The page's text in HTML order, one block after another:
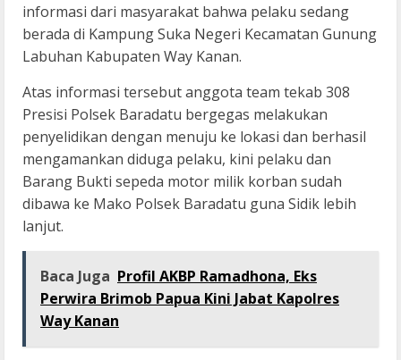
informasi dari masyarakat bahwa pelaku sedang
berada di Kampung Suka Negeri Kecamatan Gunung
Labuhan Kabupaten Way Kanan.
Atas informasi tersebut anggota team tekab 308
Presisi Polsek Baradatu bergegas melakukan
penyelidikan dengan menuju ke lokasi dan berhasil
mengamankan diduga pelaku, kini pelaku dan
Barang Bukti sepeda motor milik korban sudah
dibawa ke Mako Polsek Baradatu guna Sidik lebih
lanjut.
Baca Juga Profil AKBP Ramadhona, Eks
Perwira Brimob Papua Kini Jabat Kapolres
Way Kanan